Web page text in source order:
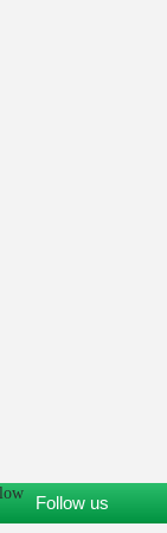
Follow us